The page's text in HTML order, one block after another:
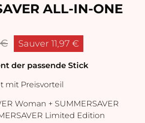
ALL-IN-ONE
Sauver 11,97 €
der passende Stick
mit Preisvorteil
Woman + SUMMERSAVER
Limited Edition